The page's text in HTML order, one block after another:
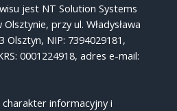
jest NT Solution Systems
przy ul. Władysława
Olsztyn, NIP: 7394029181,
0001224918, adres e-mail:
informacyjny i